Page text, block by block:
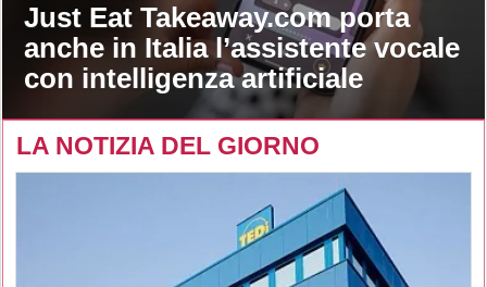
Just Eat Takeaway.com porta
anche in Italia l’assistente vocale
con intelligenza artificiale
LA NOTIZIA DEL GIORNO